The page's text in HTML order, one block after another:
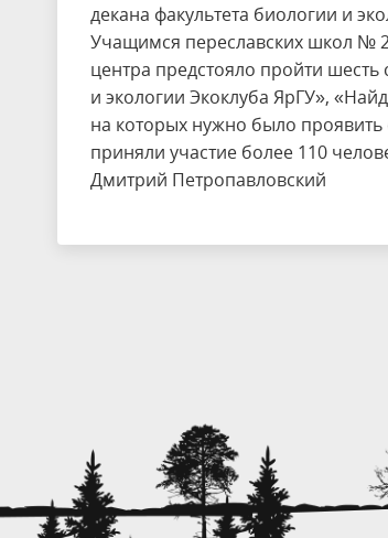
декана факультета биологии и
Учащимся переславских школ №
центра предстояло пройти
и экологии Экоклуба ЯрГУ»,
на которых нужно было
приняли участие более 110
Дмитрий Петропавловский